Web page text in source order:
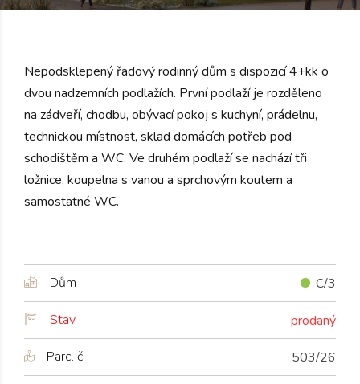
Nepodsklepený řadový rodinný dům s dispozicí 4+kk o
dvou nadzemních podlažích. První podlaží je rozděleno
na zádveří, chodbu, obývací pokoj s kuchyní, prádelnu,
technickou místnost, sklad domácích potřeb pod
schodištěm a WC. Ve druhém podlaží se nachází tři
ložnice, koupelna s vanou a sprchovým koutem a
samostatné WC.
Dům C/3
Stav prodaný
Parc. č. 503/26